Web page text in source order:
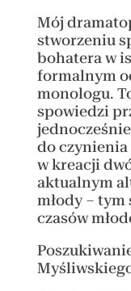
Mój
stworzeniu
bohatera w
formalnym
monologu.
spowiedzi
do czynienia
w kreacji
aktualnym
młody – tym
czasów